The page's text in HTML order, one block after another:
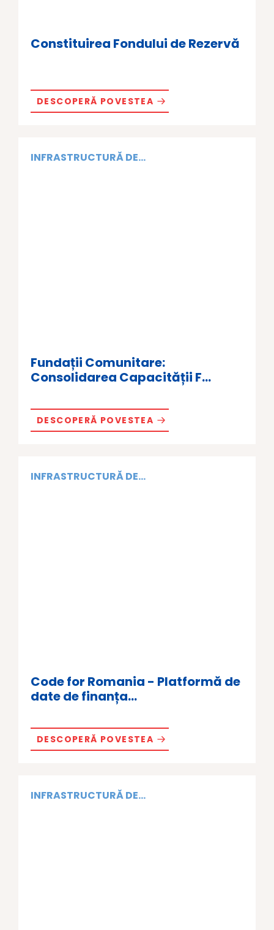
Constituirea Fondului de Rezervă
DESCOPERĂ POVESTEA
INFRASTRUCTURĂ DE...
Fundații Comunitare:
Consolidarea Capacității F...
DESCOPERĂ POVESTEA
INFRASTRUCTURĂ DE...
Code for Romania - Platformă de
date de finanța...
DESCOPERĂ POVESTEA
INFRASTRUCTURĂ DE...